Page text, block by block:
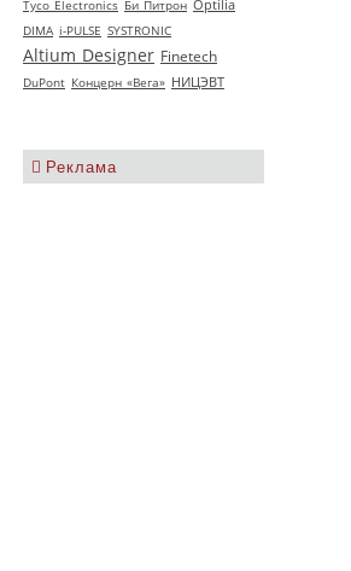
Tyco Electronics Би Питрон Optilia
DIMA i-PULSE SYSTRONIC
Altium Designer Finetech
DuPont Концерн «Вега» НИЦЭВТ
Реклама